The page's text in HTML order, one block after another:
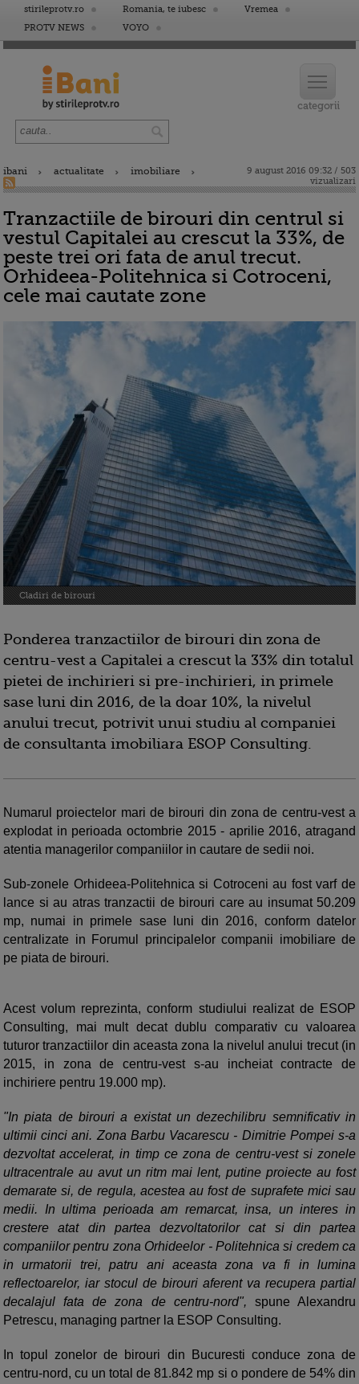
stirileprotv.ro Romania, te iubesc
Vremea
PROTV NEWS
VOYO
ibani actualitate imobiliare
9 august 2016 09:32 / 503
vizualizari
Tranzactiile de birouri din centrul si
vestul Capitalei au crescut la 33%, de
peste trei ori fata de anul trecut.
Orhideea-Politehnica si Cotroceni,
cele mai cautate zone
Cladiri de birouri
Ponderea tranzactiilor de birouri din zona de
centru-vest a Capitalei a crescut la 33% din totalul
pietei de inchirieri si pre-inchirieri, in primele
sase luni din 2016, de la doar 10%, la nivelul
anului trecut, potrivit unui studiu al companiei
de consultanta imobiliara ESOP Consulting.
Numarul proiectelor mari de birouri din zona de centru-vest a
explodat in perioada octombrie 2015 - aprilie 2016, atragand
atentia managerilor companiilor in cautare de sedii noi.
Sub-zonele Orhideea-Politehnica si Cotroceni au fost varf de
lance si au atras tranzactii de birouri care au insumat 50.209
mp, numai in primele sase luni din 2016, conform datelor
centralizate in Forumul principalelor companii imobiliare de
pe piata de birouri.
Acest volum reprezinta, conform studiului realizat de ESOP
Consulting, mai mult decat dublu comparativ cu valoarea
tuturor tranzactiilor din aceasta zona la nivelul anului trecut (in
2015, in zona de centru-vest s-au incheiat contracte de
inchiriere pentru 19.000 mp).
"In piata de birouri a existat un dezechilibru semnificativ in
ultimii cinci ani. Zona Barbu Vacarescu - Dimitrie Pompei s-a
dezvoltat accelerat, in timp ce zona de centru-vest si zonele
ultracentrale au avut un ritm mai lent, putine proiecte au fost
demarate si, de regula, acestea au fost de suprafete mici sau
medii. In ultima perioada am remarcat, insa, un interes in
crestere atat din partea dezvoltatorilor cat si din partea
companiilor pentru zona Orhideelor - Politehnica si credem ca
in urmatorii trei, patru ani aceasta zona va fi in lumina
reflectoarelor, iar stocul de birouri aferent va recupera partial
decalajul fata de zona de centru-nord", spune Alexandru
Petrescu, managing partner la ESOP Consulting.
In topul zonelor de birouri din Bucuresti conduce zona de
centru-nord, cu un total de 81.842 mp si o pondere de 54% din